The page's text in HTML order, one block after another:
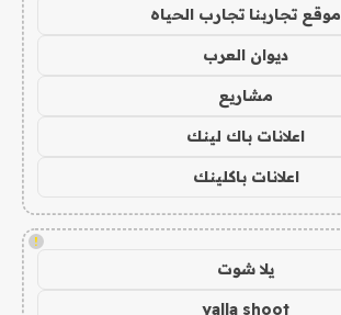
موقع تجاربنا تجارب الحياه
ديوان العرب
مشاريع
اعلانات باك لينك
اعلانات باكلينك
!
يلا شوت
yalla shoot